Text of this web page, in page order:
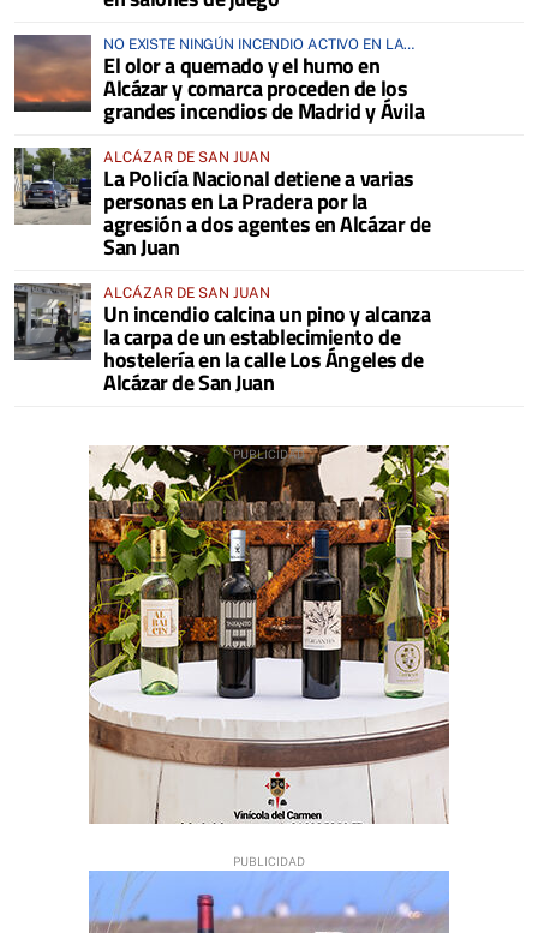
NO EXISTE NINGÚN INCENDIO ACTIVO EN LA
COMARCA
El olor a quemado y el humo en
Alcázar y comarca proceden de los
grandes incendios de Madrid y Ávila
ALCÁZAR DE SAN JUAN
La Policía Nacional detiene a varias
personas en La Pradera por la
agresión a dos agentes en Alcázar de
San Juan
ALCÁZAR DE SAN JUAN
Un incendio calcina un pino y alcanza
la carpa de un establecimiento de
hostelería en la calle Los Ángeles de
Alcázar de San Juan